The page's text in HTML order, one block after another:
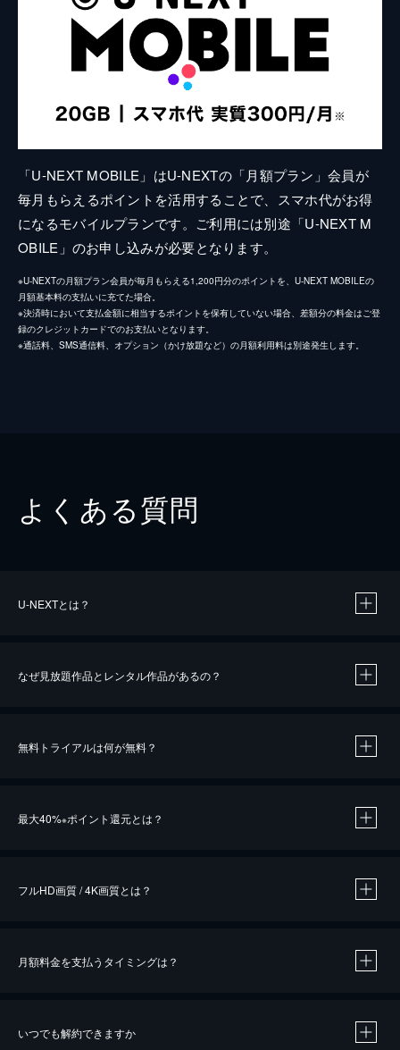
「U-NEXT MOBILE」はU-NEXTの「月額プラン」会員が
毎月もらえるポイントを活用することで、スマホ代がお得
になるモバイルプランです。ご利用には別途「U-NEXT M
OBILE」のお申し込みが必要となります。
※U-NEXTの月額プラン会員が毎月もらえる1,200円分のポイントを、U-NEXT MOBILEの
月額基本料の支払いに充てた場合。
※決済時において支払金額に相当するポイントを保有していない場合、差額分の料金はご登
録のクレジットカードでのお支払いとなります。
※通話料、SMS通信料、オプション（かけ放題など）の月額利用料は別途発生します。
よくある質問
U-NEXTとは？
なぜ見放題作品とレンタル作品があるの？
無料トライアルは何が無料？
最大40%※ポイント還元とは？
※40％ポイント還元の対象は、クレジットカード決済による作品の購入 / レンタルです。
フルHD画質 / 4K画質とは？
月額料金を支払うタイミングは？
いつでも解約できますか